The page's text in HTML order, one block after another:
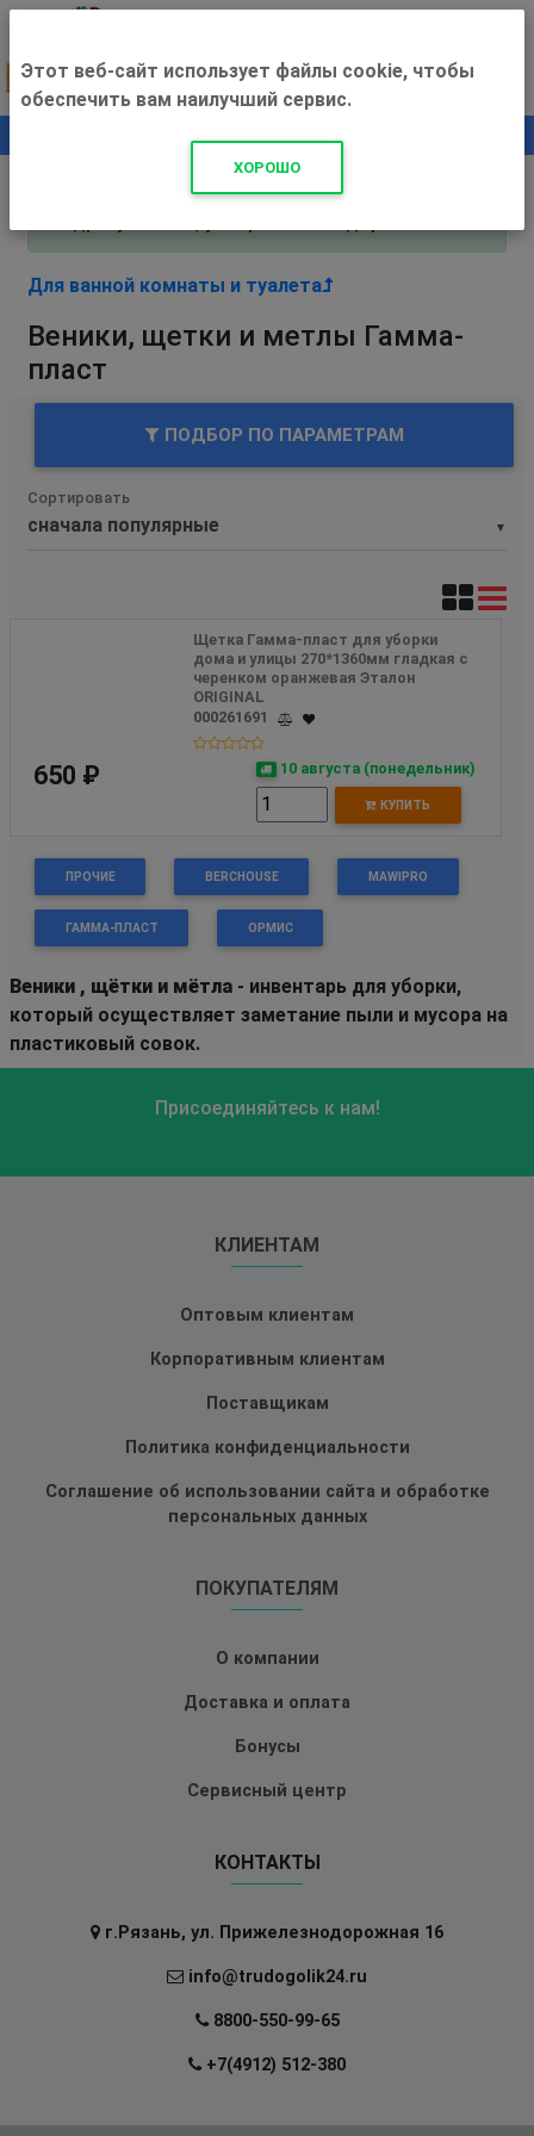
+500 ₽
Внимание! С 3 августа магазин работает по
Для ванной комнаты и туалета
Веники, щетки и метлы Гамма-
пласт
ПОДБОР ПО ПАРАМЕТРАМ
▼
Сортировать
Щетка Гамма-пласт для уборки
дома и улицы 270*1360мм гладкая с
черенком оранжевая Эталон
ORIGINAL
000261691
650 ₽ 10 августа (понедельник)
КУПИТЬ
ПРОЧИЕ BERCHOUSE MAWIPRO
ГАММА-ПЛАСТ ОРМИС
Веники , щётки и мётла - инвентарь для уборки,
который осуществляет заметание пыли и мусора на
пластиковый совок.
Присоединяйтесь к нам!
КЛИЕНТАМ
Оптовым клиентам
Корпоративным клиентам
Поставщикам
Политика конфиденциальности
Соглашение об использовании сайта и обработке
персональных данных
ПОКУПАТЕЛЯМ
О компании
Доставка и оплата
Бонусы
Сервисный центр
КОНТАКТЫ
г.Рязань, ул. Прижелезнодорожная 16
info@trudogolik24.ru
8800-550-99-65
+7(4912) 512-380
Этот веб-сайт использует файлы cookie, чтобы
обеспечить вам наилучший сервис.
ХОРОШО